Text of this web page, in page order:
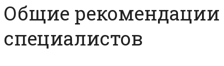
Общие рекомендации
специалистов